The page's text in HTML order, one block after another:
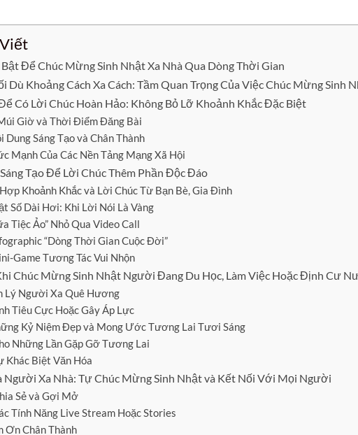
Để Chúc Mừng Sinh Nhật Xa Nhà Qua Dòng Thời Gian
Dù Khoảng Cách Xa Cách: Tầm Quan Trọng Của Việc Chúc Mừng Sinh
Có Lời Chúc Hoàn Hảo: Không Bỏ Lỡ Khoảnh Khắc Đặc Biệt
Giờ và Thời Điểm Đăng Bài
Dung Sáng Tạo và Chân Thành
Mạnh Của Các Nền Tảng Mạng Xã Hội
Tạo Để Lời Chúc Thêm Phần Độc Đáo
Khoảnh Khắc và Lời Chúc Từ Bạn Bè, Gia Đình
Số Dài Hơi: Khi Lời Nói Là Vàng
Tiệc Ảo” Nhỏ Qua Video Call
“Dòng Thời Gian Cuộc Đời”
Game Tương Tác Vui Nhộn
Chúc Mừng Sinh Nhật Người Đang Du Học, Làm Việc Hoặc Định Cư
Lý Người Xa Quê Hương
Tiêu Cực Hoặc Gây Áp Lực
Kỷ Niệm Đẹp và Mong Ước Tương Lai Tươi Sáng
Những Lần Gặp Gỡ Tương Lai
Khác Biệt Văn Hóa
Người Xa Nhà: Tự Chúc Mừng Sinh Nhật và Kết Nối Với Mọi Người
Sẻ và Gợi Mở
Tính Năng Live Stream Hoặc Stories
Ơn Chân Thành